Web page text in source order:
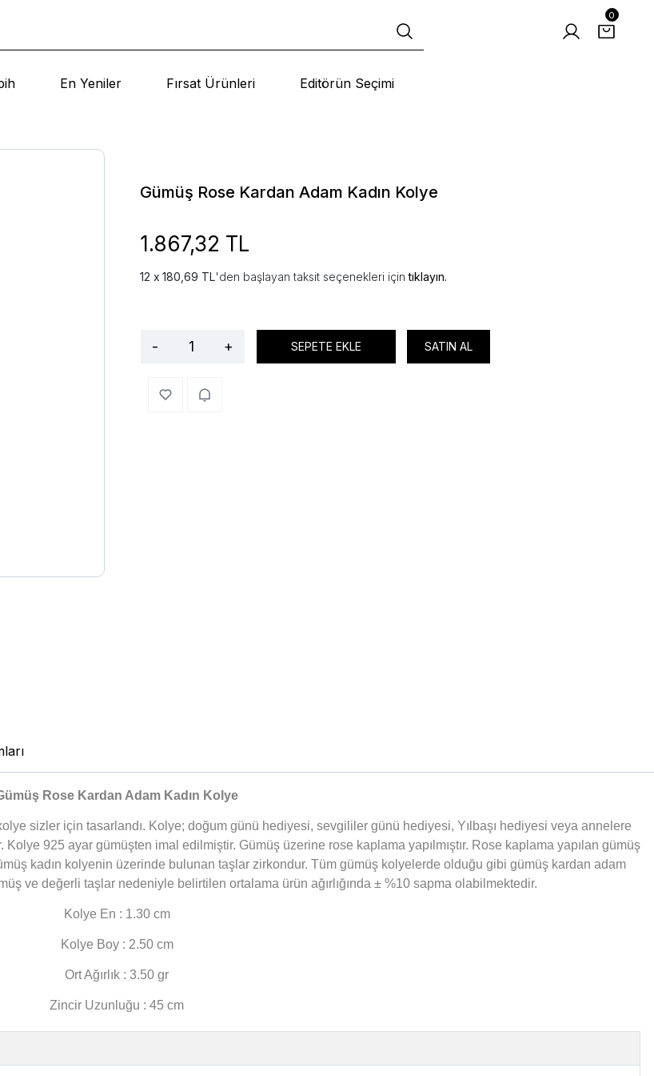
0
En Yeniler Fırsat Ürünleri Editörün Seçimi
Gümüş Rose Kardan Adam Kadın Kolye
1.867,32 TL
180,69 TL'den başlayan taksit seçenekleri içintıklayın.
- + SEPETE EKLE SATIN AL
Rose Kardan Adam Kadın Kolye
kolye sizler için tasarlandı. Kolye; doğum günü hediyesi, sevgililer günü hediyesi, Yılbaşı hediyesi veya annelere
925 ayar gümüşten imal edilmiştir. Gümüş üzerine rose kaplama yapılmıştır. Rose kaplama yapılan gümüş
kadın kolyenin üzerinde bulunan taşlar zirkondur. Tüm gümüş kolyelerde olduğu gibi gümüş kardan adam
ve değerli taşlar nedeniyle belirtilen ortalama ürün ağırlığında ± %10 sapma olabilmektedir.
Kolye En : 1.30 cm
Kolye Boy : 2.50 cm
Ort Ağırlık : 3.50 gr
Zincir Uzunluğu : 45 cm